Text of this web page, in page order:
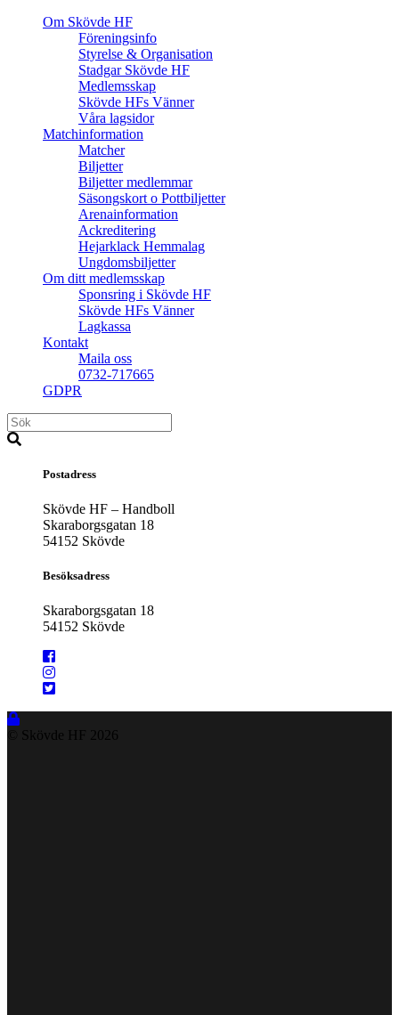
Om Skövde HF
Föreningsinfo
Styrelse & Organisation
Stadgar Skövde HF
Medlemsskap
Skövde HFs Vänner
Våra lagsidor
Matchinformation
Matcher
Biljetter
Biljetter medlemmar
Säsongskort o Pottbiljetter
Arenainformation
Ackreditering
Hejarklack Hemmalag
Ungdomsbiljetter
Om ditt medlemsskap
Sponsring i Skövde HF
Skövde HFs Vänner
Lagkassa
Kontakt
Maila oss
0732-717665
GDPR
Postadress
Skövde HF – Handboll
Skaraborgsgatan 18
54152 Skövde
Besöksadress
Skaraborgsgatan 18
54152 Skövde
© Skövde HF 2026